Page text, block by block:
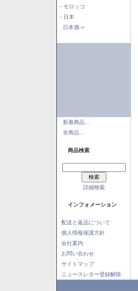
- モロッコ
- 日本
日本酒->
新着商品...
全商品...
商品検索
詳細検索
インフォメーション
配送と返品について
個人情報保護方針
会社案内
お問い合わせ
サイトマップ
ニュースレター登録解除